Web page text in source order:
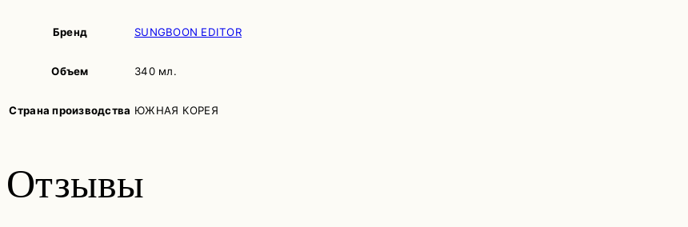
Бренд SUNGBOON EDITOR
Объем 340 мл.
Страна производства ЮЖНАЯ КОРЕЯ
Отзывы